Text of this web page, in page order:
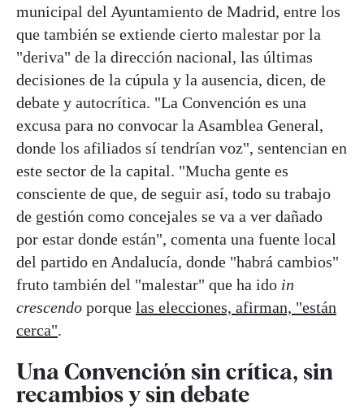
municipal del Ayuntamiento de Madrid, entre los
que también se extiende cierto malestar por la
"deriva" de la dirección nacional, las últimas
decisiones de la cúpula y la ausencia, dicen, de
debate y autocrítica. "La Convención es una
excusa para no convocar la Asamblea General,
donde los afiliados sí tendrían voz", sentencian en
este sector de la capital. "Mucha gente es
consciente de que, de seguir así, todo su trabajo
de gestión como concejales se va a ver dañado
por estar donde están", comenta una fuente local
del partido en Andalucía, donde "habrá cambios"
fruto también del "malestar" que ha ido in
crescendo porque las elecciones, afirman, "están
cerca".
Una Convención sin crítica, sin
recambios y sin debate